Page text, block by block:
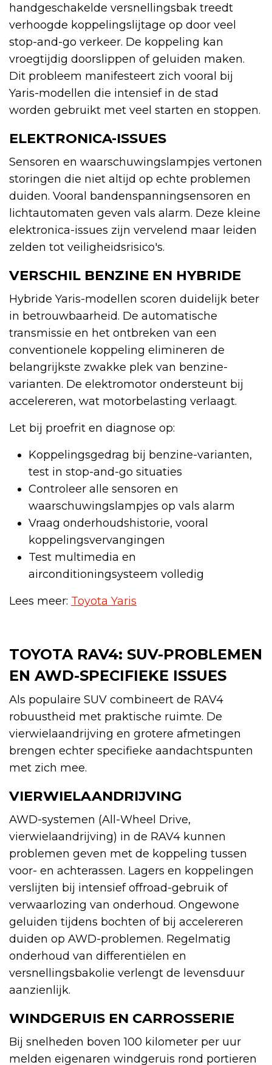
handgeschakelde versnellingsbak treedt
verhoogde koppelingslijtage op door veel
stop-and-go verkeer. De koppeling kan
vroegtijdig doorslippen of geluiden maken.
Dit probleem manifesteert zich vooral bij
Yaris-modellen die intensief in de stad
worden gebruikt met veel starten en stoppen.
ELEKTRONICA-ISSUES
Sensoren en waarschuwingslampjes vertonen
storingen die niet altijd op echte problemen
duiden. Vooral bandenspanningsensoren en
lichtautomaten geven vals alarm. Deze kleine
elektronica-issues zijn vervelend maar leiden
zelden tot veiligheidsrisico's.
VERSCHIL BENZINE EN HYBRIDE
Hybride Yaris-modellen scoren duidelijk beter
in betrouwbaarheid. De automatische
transmissie en het ontbreken van een
conventionele koppeling elimineren de
belangrijkste zwakke plek van benzine-
varianten. De elektromotor ondersteunt bij
accelereren, wat motorbelasting verlaagt.
Let bij proefrit en diagnose op:
Koppelingsgedrag bij benzine-varianten,
test in stop-and-go situaties
Controleer alle sensoren en
waarschuwingslampjes op vals alarm
Vraag onderhoudshistorie, vooral
koppelingsvervangingen
Test multimedia en
airconditioningsysteem volledig
Lees meer: Toyota Yaris
TOYOTA RAV4: SUV-PROBLEMEN
EN AWD-SPECIFIEKE ISSUES
Als populaire SUV combineert de RAV4
robuustheid met praktische ruimte. De
vierwielaandrijving en grotere afmetingen
brengen echter specifieke aandachtspunten
met zich mee.
VIERWIELAANDRIJVING
AWD-systemen (All-Wheel Drive,
vierwielaandrijving) in de RAV4 kunnen
problemen geven met de koppeling tussen
voor- en achterassen. Lagers en koppelingen
verslijten bij intensief offroad-gebruik of
verwaarlozing van onderhoud. Ongewone
geluiden tijdens bochten of bij accelereren
duiden op AWD-problemen. Regelmatig
onderhoud van differentiëlen en
versnellingsbakolie verlengt de levensduur
aanzienlijk.
WINDGERUIS EN CARROSSERIE
Bij snelheden boven 100 kilometer per uur
melden eigenaren windgeruis rond portieren